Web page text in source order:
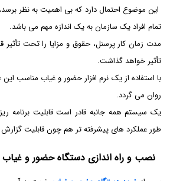
این موضوع احتمال دارد که بی اهمیت به نظر
تمام افراد یک سازمان به یک اندازه مهم می باشد.
مدت زمان کار پرسنل، حقوق و مزایا را تحت تأثیر
تأثیر خواهد گذاشت.
با استفاده از یک نرم افزار حضور و غیاب مناسب
روان می گردد.
یک سیستم همه جانبه قادر است قابلیت برنامه
طور عملکرد های پیشرفته تر هم چون قابلیت
نصب و راه اندازی دستگاه حضور و غیاب